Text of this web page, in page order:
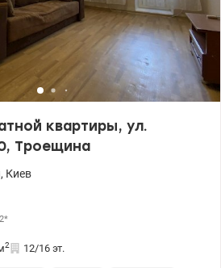
стоматология, аптеки, кафе и
развязка. Цена 87000у.е. (093)
Нина. valion.ua/1152039
квартиры, ул.
Троещина
, Киев
2*
2 12/16 эт.